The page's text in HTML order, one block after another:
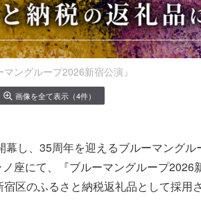
マングループ2026新宿公演』
画像を全て表示（4件）
し、35周年を迎えるブルーマング
座にて、『ブルーマングループ2026
宿区のふるさと納税返礼品として採用